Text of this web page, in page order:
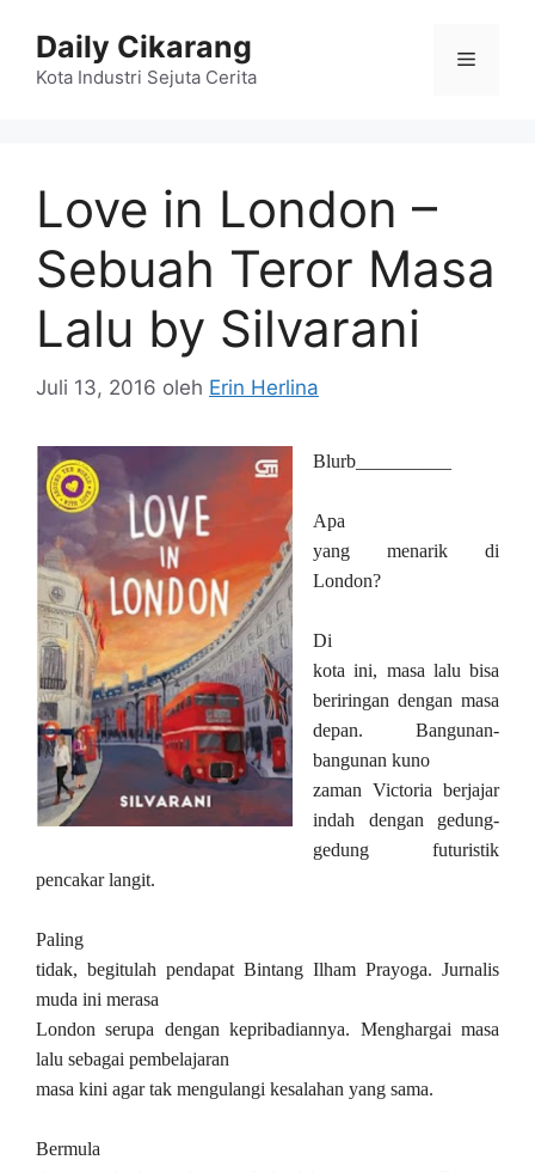
Daily Cikarang
Kota Industri Sejuta Cerita
Menu
Love in London –
Sebuah Teror Masa
Lalu by Silvarani
Juli 13, 2016 oleh Erin Herlina
Blurb__________
Apa
yang menarik di
London?
Di
kota ini, masa lalu bisa
beriringan dengan masa
depan. Bangunan-
bangunan kuno
zaman Victoria berjajar
indah dengan gedung-
gedung futuristik
pencakar langit.
Paling
tidak, begitulah pendapat Bintang Ilham Prayoga. Jurnalis
muda ini merasa
London serupa dengan kepribadiannya. Menghargai masa
lalu sebagai pembelajaran
masa kini agar tak mengulangi kesalahan yang sama.
Bermula